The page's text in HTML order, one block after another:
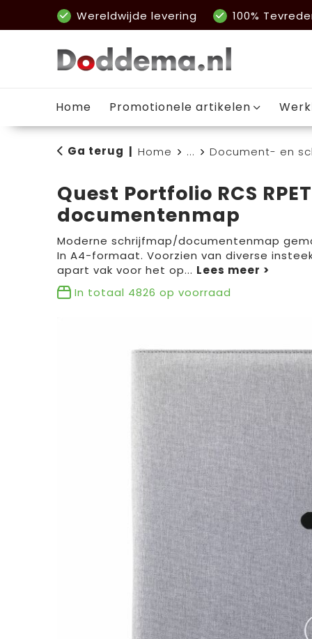
Wereldwijde levering 100%
Home Promotionele artikelen
Ga terug Home ... Document- en
Quest Portfolio RCS
documentenmap
Moderne schrijfmap/documentenmap
In A4-formaat. Voorzien van diverse
apart vak voor het op...
In totaal 4826 op voorraad